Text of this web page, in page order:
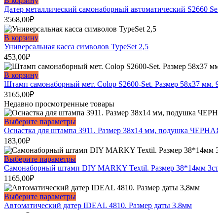
Опции
можно
на
товара.
Датер металлический самонаборный автоматический S2660
3568,00₽
В корзину
Универсальная касса символов TypeSet 2,5
453,00₽
В корзину
Штамп самонаборный мет. Colop S2600-Set. Размер 58х37 мм.
3165,00₽
Недавно просмотренные товары
Выберите параметрыЭтот
товар
несколько
вариаций.
Опции
можно
выбрать
на
странице
товара.
Оснастка для штампа 3911. Размер 38х14 мм, подушка
183,00₽
Выберите параметрыЭтот
товар
несколько
вариаций.
Опции
Самонаборный штамп DIY MARKY Textil. Размер 38*14мм
1165,00₽
Выберите параметрыЭтот
товар
Автоматический датер IDEAL 4810. Размер даты 3,8мм